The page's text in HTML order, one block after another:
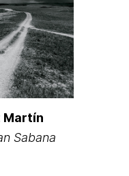
Martín
Sabana